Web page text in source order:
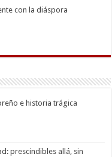
con la diáspora
e historia trágica
prescindibles allá, sin